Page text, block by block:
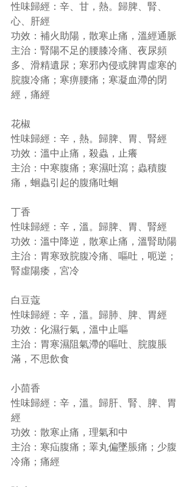
性味歸經：辛、甘，熱。歸脾、腎、
心、肝經
功效：補火助陽，散寒止痛，溫經通脈
主治：腎陽不足的腰膝冷痛、夜尿頻
多、滑精遺尿；寒邪內侵或脾胃虛寒的
脘腹冷痛；寒痹腰痛；寒凝血滯的閉
經，痛經
花椒
性味歸經：辛，熱。歸脾、胃、腎經
功效：溫中止痛，殺蟲，止癢
主治：中寒腹痛；寒濕吐瀉；蟲積腹
痛，蛔蟲引起的腹痛吐蛔
丁香
性味歸經：辛，溫。歸脾、胃、腎經
功效：溫中降逆，散寒止痛，溫腎助陽
主治：胃寒致脘腹冷痛、嘔吐，呃逆；
腎虛陽痿，宮冷
白豆蔻
性味歸經：辛，溫。歸肺、脾、胃經
功效：化濕行氣，溫中止嘔
主治：胃寒濕阻氣滯的嘔吐、脘腹脹
滿，不思飲食
小茴香
性味歸經：辛，溫。歸肝、腎、脾、胃
經
功效：散寒止痛，理氣和中
主治：寒疝腹痛；睪丸偏墜脹痛；少腹
冷痛；痛經